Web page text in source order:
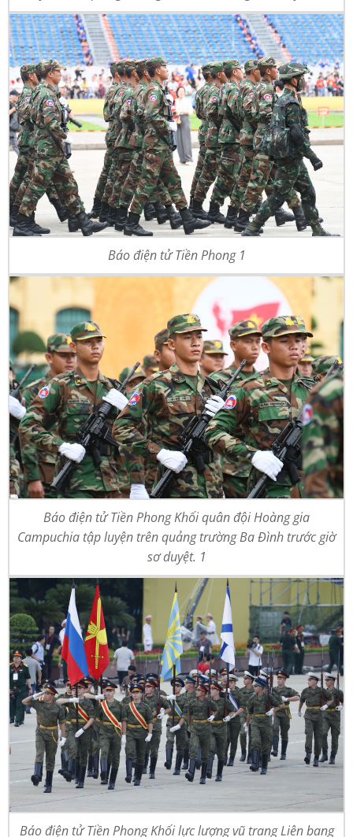
Báo điện tử Tiền Phong 1
Báo điện tử Tiền Phong Khối quân đội Hoàng gia
Campuchia tập luyện trên quảng trường Ba Đình trước giờ
sơ duyệt. 1
Báo điện tử Tiền Phong Khối lực lượng vũ trang Liên bang